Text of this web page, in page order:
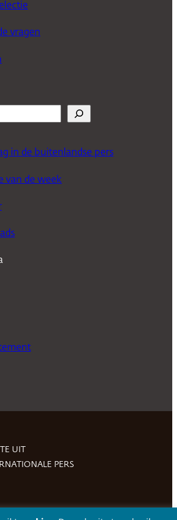
vragen
in de buitenlandse pers
van de week
UIT
PERS